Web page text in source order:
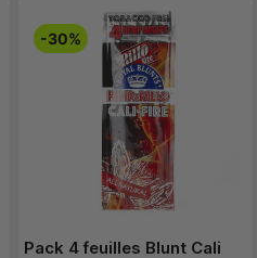
-30%
Pack 4 feuilles Blunt Cali